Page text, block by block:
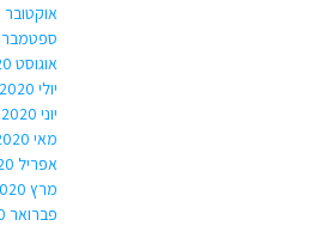
אוקטובר 2020
ספטמבר 2020
אוגוסט 2020
יולי 2020
יוני 2020
מאי 2020
אפריל 2020
מרץ 2020
פברואר 2020